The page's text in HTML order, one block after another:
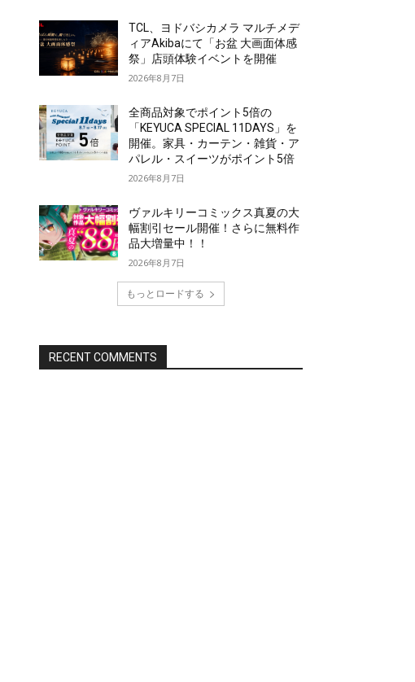
TCL、ヨドバシカメラ マルチメデ
ィアAkibaにて「お盆 大画面体感
祭」店頭体験イベントを開催
2026年8月7日
全商品対象でポイント5倍の
「KEYUCA SPECIAL 11DAYS」を
開催。家具・カーテン・雑貨・ア
パレル・スイーツがポイント5倍
2026年8月7日
ヴァルキリーコミックス真夏の大
幅割引セール開催！さらに無料作
品大増量中！！
2026年8月7日
もっとロードする
RECENT COMMENTS